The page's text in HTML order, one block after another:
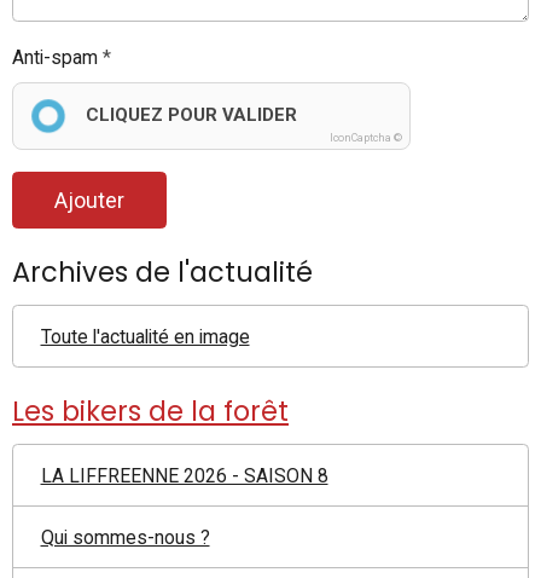
Anti-spam
CLIQUEZ POUR VALIDER
IconCaptcha ©
Ajouter
Archives de l'actualité
Toute l'actualité en image
Les bikers de la forêt
LA LIFFREENNE 2026 - SAISON 8
Qui sommes-nous ?